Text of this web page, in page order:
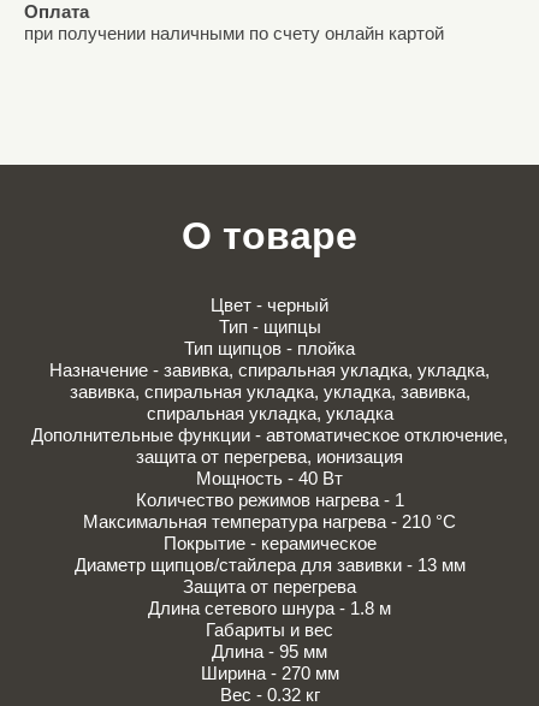
Оплата
при получении наличными по счету онлайн картой
О товаре
Цвет - черный
Тип - щипцы
Тип щипцов - плойка
Назначение - завивка, спиральная укладка, укладка,
завивка, спиральная укладка, укладка, завивка,
спиральная укладка, укладка
Дополнительные функции - автоматическое отключение,
защита от перегрева, ионизация
Мощность - 40 Вт
Количество режимов нагрева - 1
Максимальная температура нагрева - 210 °C
Покрытие - керамическое
Диаметр щипцов/стайлера для завивки - 13 мм
Защита от перегрева
Длина сетевого шнура - 1.8 м
Габариты и вес
Длина - 95 мм
Ширина - 270 мм
Вес - 0.32 кг